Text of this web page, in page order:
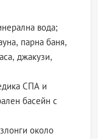
вода;
парна баня,
джакузи,
СПА и
басейн с
около